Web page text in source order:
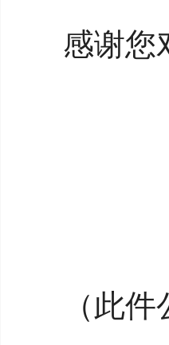
感谢您
（此件